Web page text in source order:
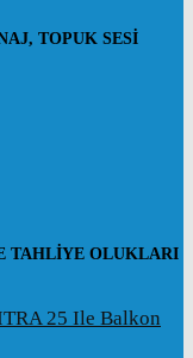
TOPUK SESI
TAHLIYE OLUKLARI
25 Ile Balkon